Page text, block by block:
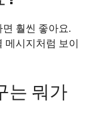
훨씬 좋아요.
메시지처럼 보이
는 뭐가